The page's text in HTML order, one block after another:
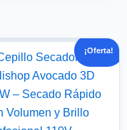
¡Oferta!
El
precio
original
era:
$ 85.000.
El
es: